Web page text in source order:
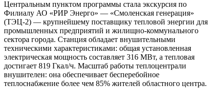
Центральным пунктом программы стала экскурсия по
Филиалу АО «РИР Энерго» — «Смоленская генерация»
(ТЭЦ-2) — крупнейшему поставщику тепловой энергии для
промышленных предприятий и жилищно-коммунального
сектора города. Станция обладает внушительными
техническими характеристиками: общая установленная
электрическая мощность составляет 316 МВт, а тепловая
достигает 819 Гкал/ч. Масштаб работы теплоцентрали
внушителен: она обеспечивает бесперебойное
теплоснабжение более чем 85% жителей областного центра.